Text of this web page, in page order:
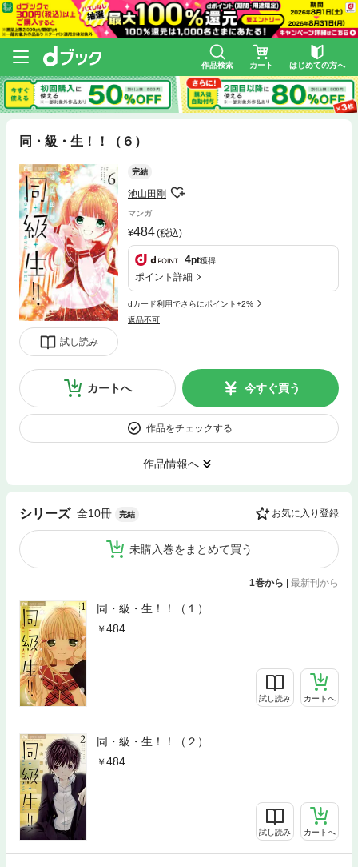
作品検索 カート はじめての方へ
同・級・生！！（６）
試し読み
完結
池山田剛
マンガ
484(税込)
4pt獲得
ポイント詳細
dカード利用でさらにポイント+2%
返品不可
カートへ 今すぐ買う
作品をチェックする
作品情報へ
シリーズ 全10冊 完結 お気に入り登録
未購入巻をまとめて買う
1巻から 最新刊から
同・級・生！！（１）
484
試し読み カートへ
同・級・生！！（２）
484
試し読み カートへ